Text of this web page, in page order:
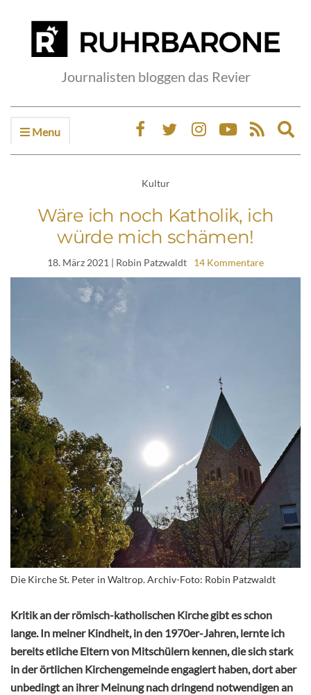
Journalisten bloggen das Revier
Menu
Kultur
Wäre ich noch Katholik, ich
würde mich schämen!
18. März 2021 | Robin Patzwaldt 14 Kommentare
Die Kirche St. Peter in Waltrop. Archiv-Foto: Robin Patzwaldt
Kritik an der römisch-katholischen Kirche gibt es schon
lange. In meiner Kindheit, in den 1970er-Jahren, lernte ich
bereits etliche Eltern von Mitschülern kennen, die sich stark
in der örtlichen Kirchengemeinde engagiert haben, dort aber
unbedingt an ihrer Meinung nach dringend notwendigen an